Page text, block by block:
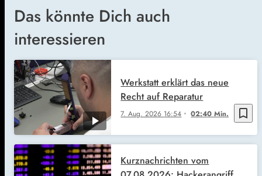
Das könnte Dich auch
interessieren
bookmark_border
7. Aug. 2026 16:54 02:40 Min.
Werkstatt erklärt das neue
Recht auf Reparatur
Kurznachrichten vom